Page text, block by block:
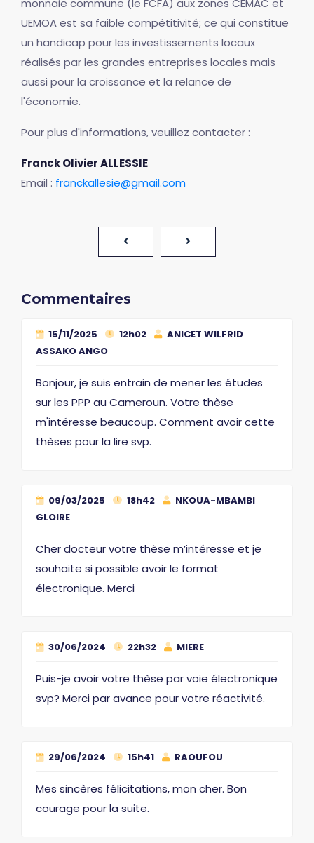
monnaie commune (le FCFA) aux zones CEMAC et
UEMOA est sa faible compétitivité; ce qui constitue
un handicap pour les investissements locaux
réalisés par les grandes entreprises locales mais
aussi pour la croissance et la relance de
l'économie.
Pour plus d'informations, veuillez contacter :
Franck Olivier ALLESSIE
Email : franckallesie@gmail.com
Commentaires
15/11/2025 12h02
ANICET WILFRID
ASSAKO ANGO
Bonjour, je suis entrain de mener les études
sur les PPP au Cameroun. Votre thèse
m'intéresse beaucoup. Comment avoir cette
thèses pour la lire svp.
09/03/2025 18h42
NKOUA-MBAMBI
GLOIRE
Cher docteur votre thèse m’intéresse et je
souhaite si possible avoir le format
électronique. Merci
30/06/2024 22h32 MIERE
Puis-je avoir votre thèse par voie électronique
svp? Merci par avance pour votre réactivité.
29/06/2024 15h41 RAOUFOU
Mes sincères félicitations, mon cher. Bon
courage pour la suite.